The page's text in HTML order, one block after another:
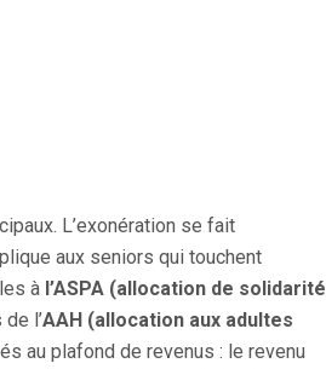
L’exonération se fait
aux seniors qui touchent
à l’ASPA (allocation de solidarité
l’AAH (allocation aux adultes
au plafond de revenus : le revenu